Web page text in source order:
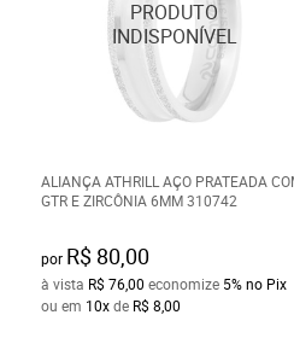
ALIANÇA ATHRILL AÇO PRATEADA
GTR E ZIRCÔNIA 6MM 310742
por R$ 80,00
à vista R$ 76,00 economize 5% no Pix
ou em 10xde R$ 8,00